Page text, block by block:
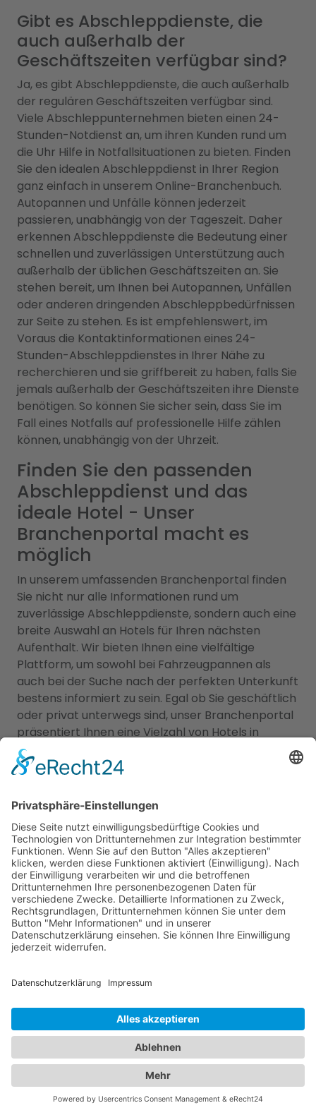
Gibt es Abschleppdienste, die
auch außerhalb der
Geschäftszeiten verfügbar sind?
Ja, es gibt Abschleppdienste, die auch außerhalb
der regulären Geschäftszeiten verfügbar sind.
Viele Abschleppunternehmen bieten einen 24-
Stunden-Notdienst an, um ihren Kunden rund um
die Uhr Hilfe in Notfallsituationen zu bieten. Finden
Sie den idealen Abschleppdienst in Ihrer Region
ganz einfach in unserem Online-Branchenbuch.
Autopannen und Unfälle können jederzeit
passieren, unabhängig von der Tageszeit. Daher
erkennen Abschleppdienste die Bedeutung einer
schnellen und zuverlässigen Unterstützung auch
außerhalb der üblichen Geschäftszeiten an. Sie
stehen bereit, um Ihnen bei Autopannen, Unfällen
oder anderen dringenden Abschleppbedürfnissen
zur Seite zu stehen. Es ist empfehlenswert, im
Voraus die Kontaktinformationen eines 24-
Stunden-Abschleppdienstes in Ihrer Nähe zu
recherchieren und sie griffbereit zu haben, falls Sie
jemals außerhalb der Geschäftszeiten ihre Dienste
benötigen. So können Sie sicher sein, dass Sie im
Fall eines Notfalls auf professionelle Hilfe zählen
können, unabhängig von der Uhrzeit.
Finden Sie den passenden
Abschleppdienst und das
ideale Hotel - Unser
Branchenportal macht es
möglich
In unserem umfassenden Branchenportal finden
Sie nicht nur alle Informationen rund um
zuverlässige Abschleppdienste, sondern auch eine
breite Auswahl an Hotels für Ihren nächsten
Aufenthalt. Wir bieten Ihnen eine vielfältige
Plattform, um sowohl bei Fahrzeugpannen als
auch bei der Suche nach der perfekten Unterkunft
bestens informiert zu sein. Egal ob Sie geschäftlich
oder privat unterwegs sind, unser Branchenportal
präsentiert Ihnen eine Vielzahl von Hotels in
verschiedenen Preiskategorien und mit
unterschiedlichen Ausstattungen. Erfahren Sie
Serviceleistungen und Verfügbarkeiten, um das
ideale
für Ihren Aufenthalt zu finden.
Von luxuriösen 5-Sterne-Hotels bis hin zu
gemütlichen Bed & Breakfasts - bei uns werden Sie
fündig. Gleichzeitig bieten wir Ihnen umfassende
Informationen zu zuverlässigen
Abschleppdiensten in Ihrer Umgebung. Wenn Sie
eine Fahrzeugpanne haben oder abgeschleppt
werden müssen, können Sie auf unsere Datenbank
vertrauen, die Ihnen eine Liste qualifizierter
über ihre Dienstleistungen, Erreichbarkeit und
professionelle Hilfe zu erhalten. Unser
Branchenportal vereint die besten Informationen
zu Hotels und Abschleppdiensten. Ob Sie nach
einer komfortablen Unterkunft suchen oder bei
einer Fahrzeugpanne Unterstützung benötigen -
wir stehen Ihnen zur Seite.